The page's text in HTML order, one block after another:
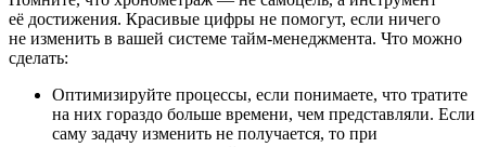
её достижения. Красивые цифры не помогут, если ничего
не изменить в вашей системе тайм-менеджмента. Что можно
сделать:
Оптимизируйте процессы, если понимаете, что тратите
на них гораздо больше времени, чем представляли. Если
саму задачу изменить не получается, то при